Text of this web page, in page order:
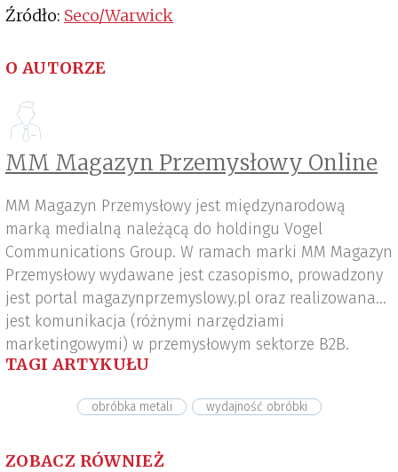
Źródło: Seco/Warwick
O AUTORZE
MM Magazyn Przemysłowy Online
MM Magazyn Przemysłowy jest międzynarodową
marką medialną należącą do holdingu Vogel
Communications Group. W ramach marki MM Magazyn
Przemysłowy wydawane jest czasopismo, prowadzony
jest portal magazynprzemyslowy.pl oraz realizowana
jest komunikacja (różnymi narzędziami
marketingowymi) w przemysłowym sektorze B2B.
TAGI ARTYKUŁU
obróbka metali wydajność obróbki
ZOBACZ RÓWNIEŻ